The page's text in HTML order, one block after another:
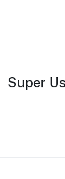
Super